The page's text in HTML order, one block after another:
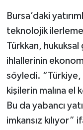
Bursa’daki
teknolojik
Türkkan, hukuksal
ihlallerinin
söyledi. “Türkiye,
kişilerin malına
Bu da yabancı
imkansız kılıyor”